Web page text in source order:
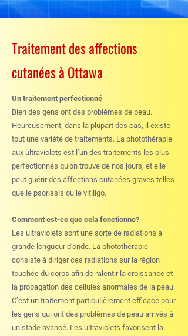
Traitement des affections
cutanées à Ottawa
Un traitement perfectionné
Bien des gens ont des problèmes de peau.
Heureusement, dans la plupart des cas, il existe
tout une variété de traitements. La photothérapie
aux ultraviolets est l’un des traitements les plus
perfectionnés qu’on trouve de nos jours, et elle
peut guérir des affections cutanées graves telles
que le psoriasis ou le vitiligo.
Comment est-ce que cela fonctionne?
Les ultraviolets sont une sorte de radiations à
grande longueur d’onde. La photothérapie
consiste à diriger ces radiations sur la région
touchée du corps afin de ralentir la croissance et
la propagation des cellules anormales de la peau.
C’est un traitement particulièrement efficace pour
les gens qui ont des problèmes de peau arrivés à
un stade avancé. Les ultraviolets favorisent la